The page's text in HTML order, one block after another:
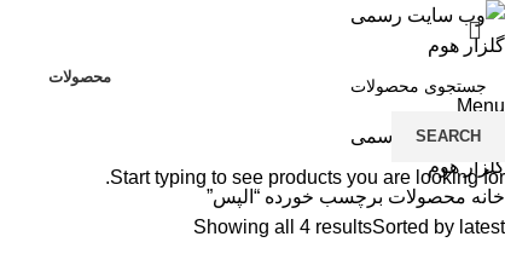
محصولات
Menu
خانه محصولات برچسب خورده “الپس”
Showing all 4 resultsSorted by latest
SEARCH
Start typing to see products you are looking for.